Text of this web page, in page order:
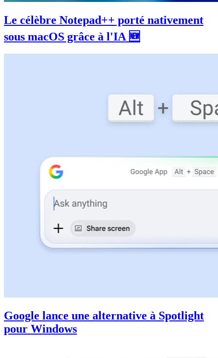
Le célèbre Notepad++ porté nativement
sous macOS grâce à l'IA 🆕
Google lance une alternative à Spotlight
pour Windows